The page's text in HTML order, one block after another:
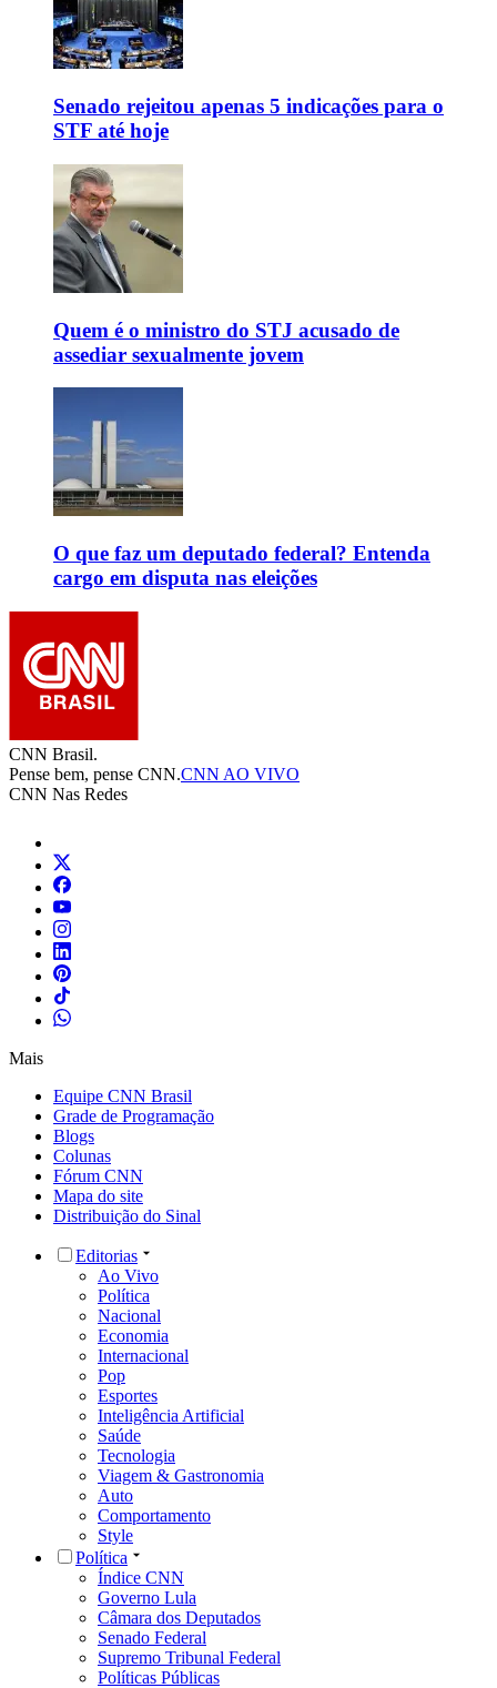
Senado rejeitou apenas 5 indicações para o
STF até hoje
Quem é o ministro do STJ acusado de
assediar sexualmente jovem
O que faz um deputado federal? Entenda
cargo em disputa nas eleições
CNN Brasil.
Pense bem, pense CNN.CNN AO VIVO
CNN Nas Redes
Mais
Equipe CNN Brasil
Grade de Programação
Blogs
Colunas
Fórum CNN
Mapa do site
Distribuição do Sinal
Editorias
Ao Vivo
Política
Nacional
Economia
Internacional
Pop
Esportes
Inteligência Artificial
Saúde
Tecnologia
Viagem & Gastronomia
Auto
Comportamento
Style
Política
Índice CNN
Governo Lula
Câmara dos Deputados
Senado Federal
Supremo Tribunal Federal
Políticas Públicas